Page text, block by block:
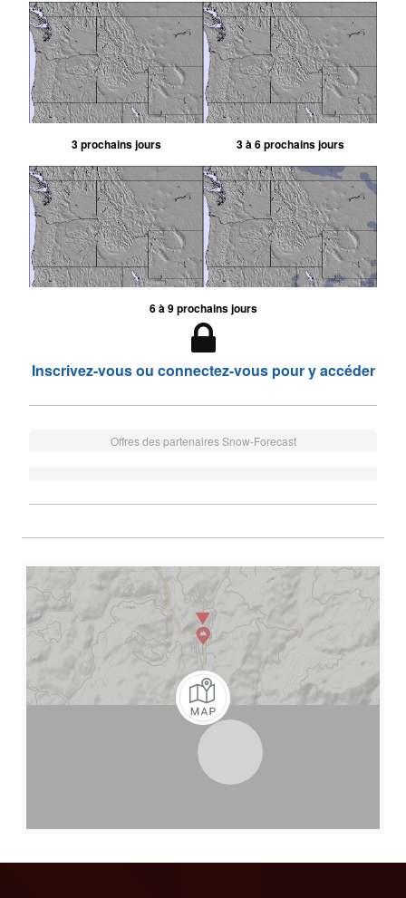
3 prochains jours 3 à 6 prochains jours
6 à 9 prochains jours
Inscrivez-vous ou connectez-vous pour y accéder
Offres des partenaires Snow-Forecast